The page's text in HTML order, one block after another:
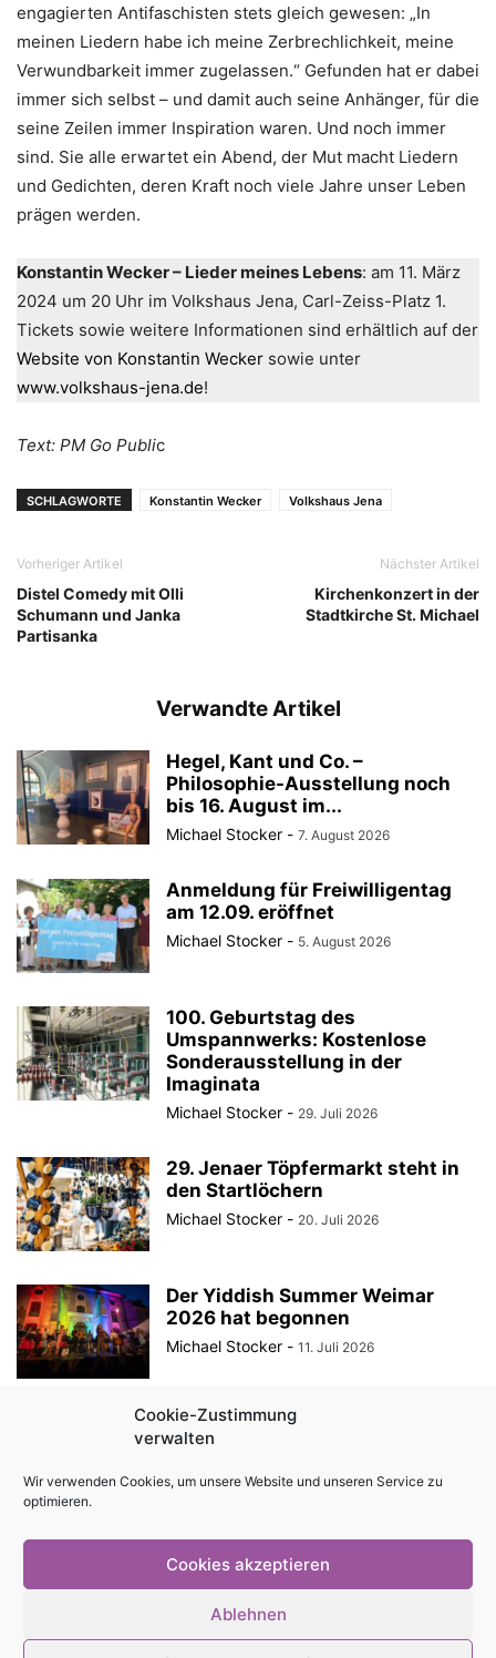
Cookie-Zustimmung
verwalten
Wir verwenden Cookies, um unsere Website und unseren Service zu
optimieren.
Cookies akzeptieren
Ablehnen
engagierten Antifaschisten stets gleich gewesen: „In
meinen Liedern habe ich meine Zerbrechlichkeit, meine
Verwundbarkeit immer zugelassen.“ Gefunden hat er dabei
immer sich selbst – und damit auch seine Anhänger, für die
seine Zeilen immer Inspiration waren. Und noch immer
sind. Sie alle erwartet ein Abend, der Mut macht Liedern
und Gedichten, deren Kraft noch viele Jahre unser Leben
prägen werden.
Konstantin Wecker – Lieder meines Lebens: am 11. März
2024 um 20 Uhr im Volkshaus Jena, Carl-Zeiss-Platz 1.
Tickets sowie weitere Informationen sind erhältlich auf der
Website von Konstantin Wecker sowie unter
www.volkshaus-jena.de!
Text: PM Go Public
SCHLAGWORTE Konstantin Wecker Volkshaus Jena
Vorheriger Artikel
Distel Comedy mit Olli
Schumann und Janka
Partisanka
Nächster Artikel
Kirchenkonzert in der
Stadtkirche St. Michael
Verwandte Artikel
Hegel, Kant und Co. –
Philosophie-Ausstellung noch
bis 16. August im...
Michael Stocker - 7. August 2026
Anmeldung für Freiwilligentag
am 12.09. eröffnet
Michael Stocker - 5. August 2026
100. Geburtstag des
Umspannwerks: Kostenlose
Sonderausstellung in der
Imaginata
Michael Stocker - 29. Juli 2026
29. Jenaer Töpfermarkt steht in
den Startlöchern
Michael Stocker - 20. Juli 2026
Der Yiddish Summer Weimar
2026 hat begonnen
Michael Stocker - 11. Juli 2026
Als ein harmloses Frühstück die
Stasi auf den Plan rief
Michael Stocker 10. Juli 2026
Impressum Kontakt Magazin als PDF Mediadaten